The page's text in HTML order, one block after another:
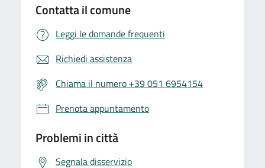
Contatta il comune
Leggi le domande frequenti
Richiedi assistenza
Chiama il numero +39 051 6954154
Prenota appuntamento
Problemi in città
Segnala disservizio